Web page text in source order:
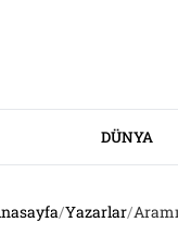
DÜNYA
/Yazarlar/